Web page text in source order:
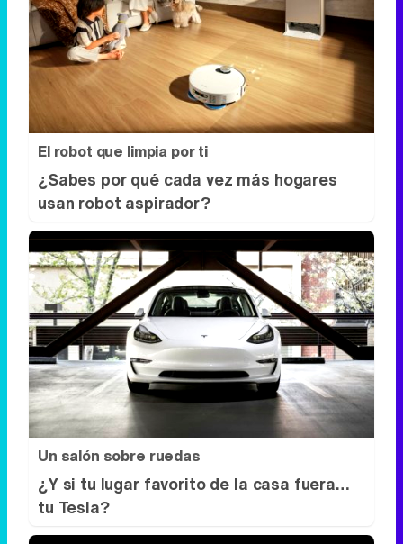
El robot que limpia por ti
¿Sabes por qué cada vez más hogares
usan robot aspirador?
Un salón sobre ruedas
¿Y si tu lugar favorito de la casa fuera…
tu Tesla?